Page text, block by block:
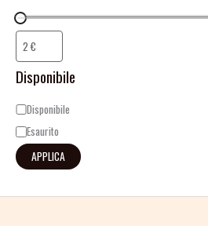
Disponibile
Disponibile
Esaurito
APPLICA